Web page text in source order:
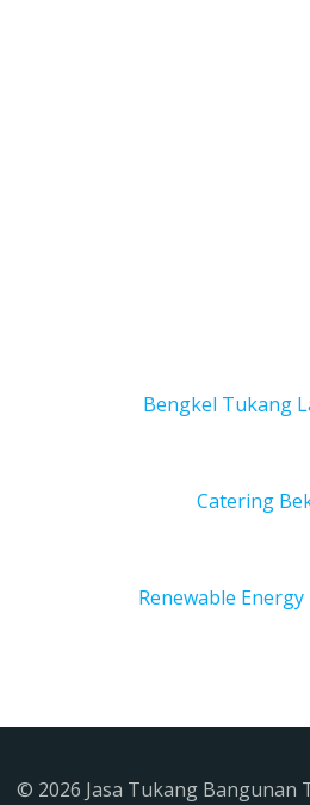
Bengkel Tukang
Catering
Renewable
© 2026 Jasa Tukang Bangunan